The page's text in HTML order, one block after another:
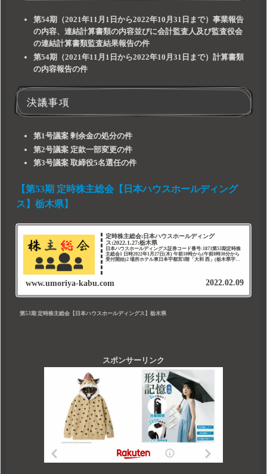
第54期（2021年11月1日から2022年10月31日まで）事業報告
の内容、連結計算書類の内容並びに会計監査人及び監査役会
の連結計算書類監査結果報告の件
第54期（2021年11月1日から2022年10月31日まで）計算書類
の内容報告の件
決議事項
第1号議案 剰余金の処分の件
第2号議案 定款一部変更の件
第3号議案 取締役5名選任の件
【第53期 定時株主総会【日本ハウスホールディング
ス】栃木県】
定時株主総会:日本ハウスホールディング
ス:2022.1.27:栃木県
日本ハウスホールディングス証券コード番号:1873第53期定時株
主総会1 日時2022年1月27日(木) 午前10時から(午前8時30分から
受付開始)2 場所ホテル東日本宇都宮3階「大和 西」(栃木県宇都
www.umoriya-kabu.com 2022.02.09
第53期 定時株主総会【日本ハウスホールディングス】栃木県
スポンサーリンク